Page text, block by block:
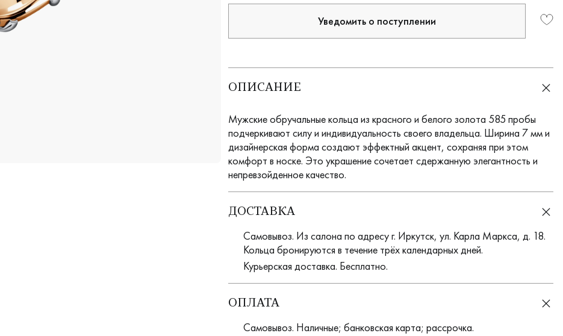
Уведомить о поступлении
ОПИСАНИЕ
Мужские обручальные кольца из красного и белого золота 585 пробы
подчеркивают силу и индивидуальность своего владельца. Ширина 7 мм и
дизайнерская форма создают эффектный акцент, сохраняя при этом
комфорт в носке. Это украшение сочетает сдержанную элегантность и
непревзойденное качество.
ДОСТАВКА
Самовывоз. Из салона по адресу г. Иркутск, ул. Карла Маркса, д. 18.
Кольца бронируются в течение трёх календарных дней.
Курьерская доставка. Бесплатно.
ОПЛАТА
Самовывоз. Наличные; банковская карта; рассрочка.